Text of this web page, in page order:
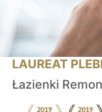
LAUREAT
Łazienki